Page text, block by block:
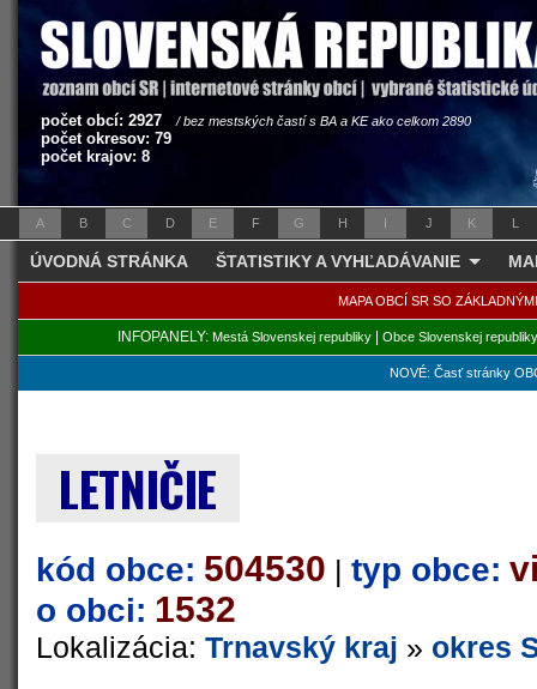
počet obcí: 2927 / bez mestských častí s BA a KE ako celkom 2890
počet okresov: 79
počet krajov: 8
A B C D E F G H I J K L
ÚVODNÁ STRÁNKA ŠTATISTIKY A VYHĽADÁVANIE
MAPA OBCÍ SR SO
INFOPANELY: Mestá Slovenskej republiky| Obce Slovenskej republiky
NOVÉ: Časť stránky
LETNIČIE
kód obce: 504530 | typ obce:
o obci: 1532
Lokalizácia: Trnavský kraj » okres